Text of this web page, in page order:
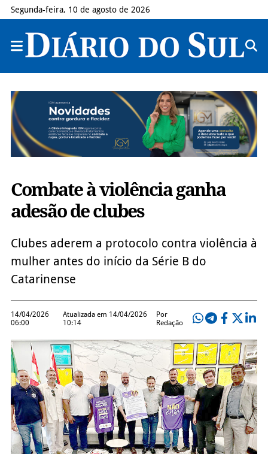
Segunda-feira, 10 de agosto de 2026
Combate à violência ganha
adesão de clubes
Clubes aderem a protocolo contra violência à
mulher antes do início da Série B do
Catarinense
14/04/2026
06:00
Atualizada em 14/04/2026
10:14
Por
Redação